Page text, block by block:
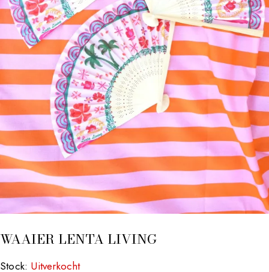
WAAIER LENTA LIVING
Stock: Uitverkocht